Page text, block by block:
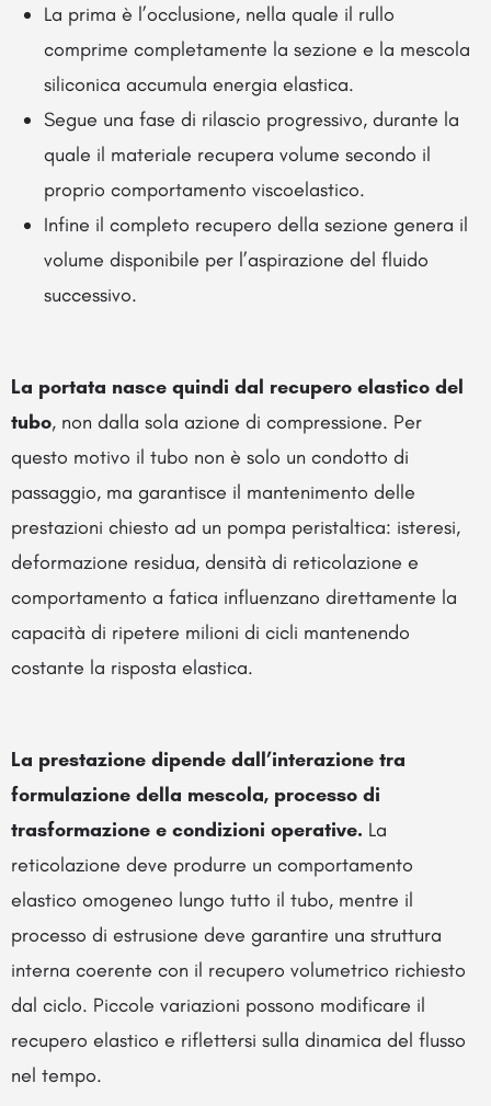
La prima è l’occlusione, nella quale il rullo
comprime completamente la sezione e la mescola
siliconica accumula energia elastica.
Segue una fase di rilascio progressivo, durante la
quale il materiale recupera volume secondo il
proprio comportamento viscoelastico.
Infine il completo recupero della sezione genera il
volume disponibile per l’aspirazione del fluido
successivo.
La portata nasce quindi dal recupero elastico del
tubo, non dalla sola azione di compressione. Per
questo motivo il tubo non è solo un condotto di
passaggio, ma garantisce il mantenimento delle
prestazioni chiesto ad un pompa peristaltica: isteresi,
deformazione residua, densità di reticolazione e
comportamento a fatica influenzano direttamente la
capacità di ripetere milioni di cicli mantenendo
costante la risposta elastica.
La prestazione dipende dall’interazione tra
formulazione della mescola, processo di
trasformazione e condizioni operative. La
reticolazione deve produrre un comportamento
elastico omogeneo lungo tutto il tubo, mentre il
processo di estrusione deve garantire una struttura
interna coerente con il recupero volumetrico richiesto
dal ciclo. Piccole variazioni possono modificare il
recupero elastico e riflettersi sulla dinamica del flusso
nel tempo.